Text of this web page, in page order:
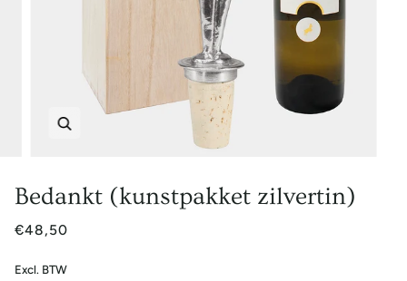
Bedankt (kunstpakket zilvertin)
€48,50
Excl. BTW